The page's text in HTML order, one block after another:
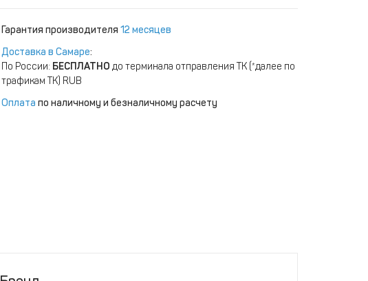
Гарантия производителя 12 месяцев
Доставка в Самаре:
По России: БЕСПЛАТНО до терминала отправления ТК (*далее по
трафикам ТК) RUB
Оплата по наличному и безналичному расчету